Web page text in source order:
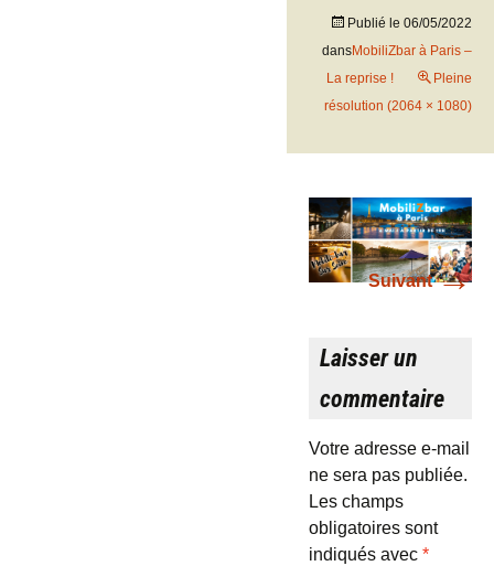
Publié le 06/05/2022
dansMobiliZbar à Paris –
La reprise !
Pleine
résolution (2064 × 1080)
Suivant→
Laisser un
commentaire
Votre adresse e-mail
ne sera pas publiée.
Les champs
obligatoires sont
indiqués avec *